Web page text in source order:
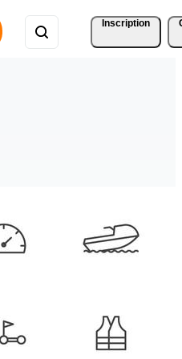
Inscription